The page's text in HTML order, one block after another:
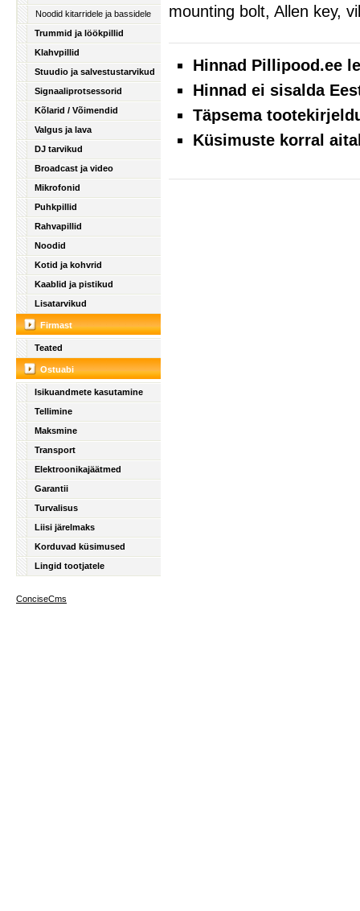
Noodid kitarridele ja bassidele
Trummid ja löökpillid
Klahvpillid
Stuudio ja salvestustarvikud
Signaaliprotsessorid
Kõlarid / Võimendid
Valgus ja lava
DJ tarvikud
Broadcast ja video
Mikrofonid
Puhkpillid
Rahvapillid
Noodid
Kotid ja kohvrid
Kaablid ja pistikud
Lisatarvikud
Firmast
Teated
Ostuabi
Isikuandmete kasutamine
Tellimine
Maksmine
Transport
Elektroonikajäätmed
Garantii
Turvalisus
Liisi järelmaks
Korduvad küsimused
Lingid tootjatele
mounting bolt, Allen key,
Hinnad Pillipood.ee
Hinnad ei sisalda
Täpsema
Küsimuste korral
ConciseCms